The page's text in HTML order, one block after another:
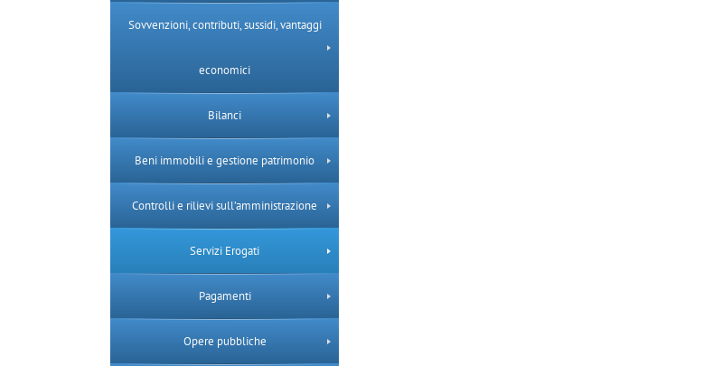
Sovvenzioni, contributi, sussidi, vantaggi
economici
Bilanci
Beni immobili e gestione patrimonio
Controlli e rilievi sull’amministrazione
Servizi Erogati
Pagamenti
Opere pubbliche